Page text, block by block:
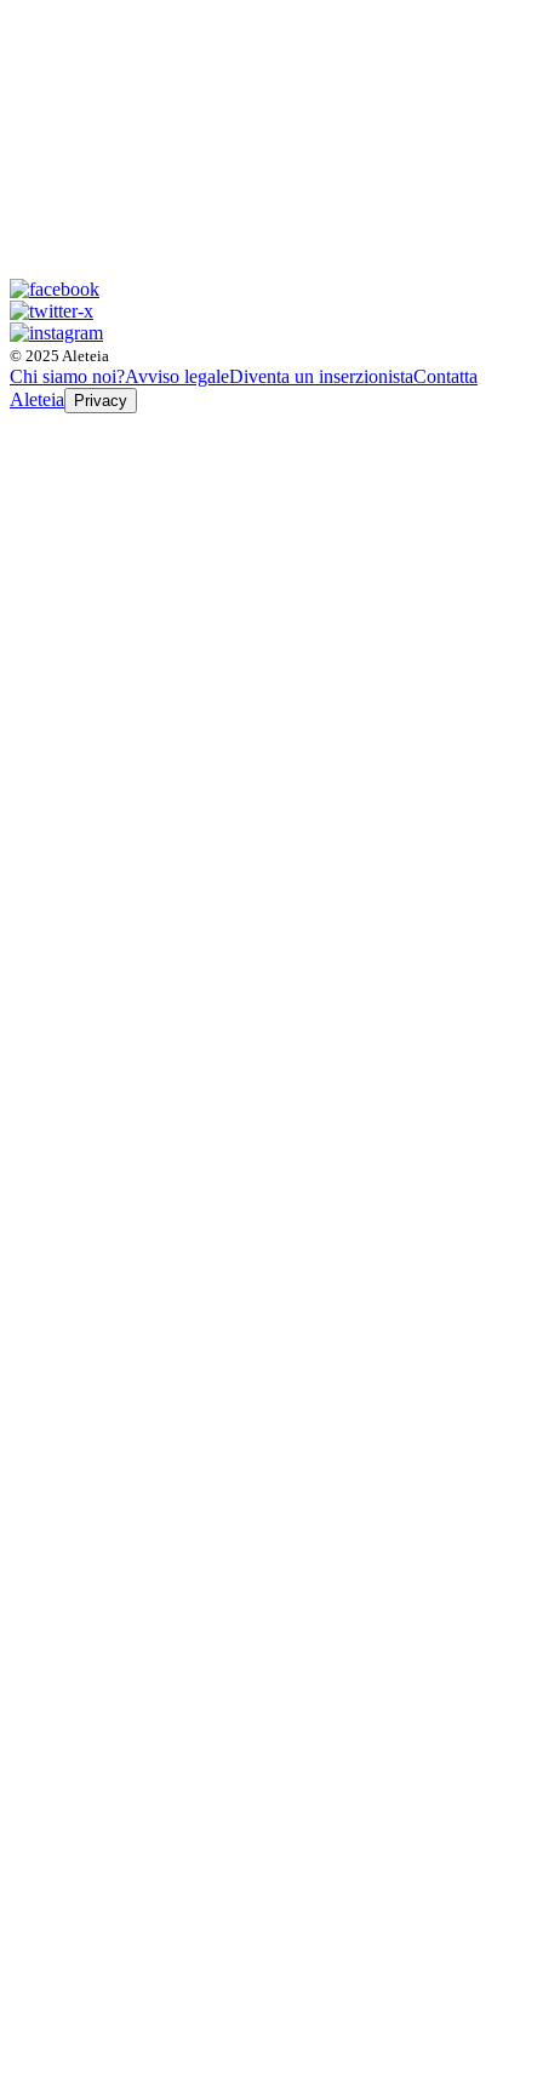
© 2025 Aleteia
Chi siamo noi?Avviso legaleDiventa un inserzionistaContatta
Aleteia
Privacy